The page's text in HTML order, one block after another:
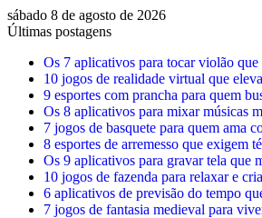
sábado 8 de agosto de 2026
Últimas postagens
Os 7 aplicativos para tocar violão
10 jogos de realidade virtual que
9 esportes com prancha para quem
Os 8 aplicativos para mixar músicas
7 jogos de basquete para quem ama
8 esportes de arremesso que exigem
Os 9 aplicativos para gravar tela que
10 jogos de fazenda para relaxar e
6 aplicativos de previsão do tempo
7 jogos de fantasia medieval para